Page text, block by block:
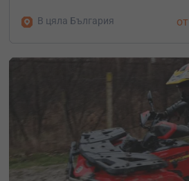
В цяла България от